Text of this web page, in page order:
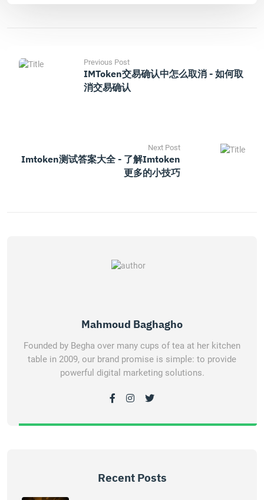
Previous Post
IMToken交易确认中怎么取消 - 如何取
消交易确认
Next Post
Imtoken测试答案大全 - 了解imtoken
更多的小技巧
Mahmoud Baghagho
Founded by Begha over many cups of tea at her kitchen
table in 2009, our brand promise is simple: to provide
powerful digital marketing solutions.
Recent Posts